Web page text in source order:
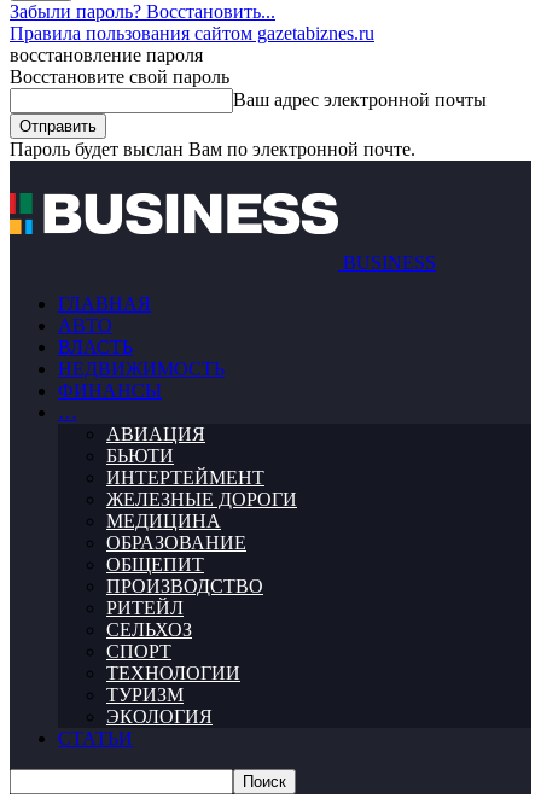
Забыли пароль? Восстановить...
Правила пользования сайтом gazetabiznes.ru
восстановление пароля
Восстановите свой пароль
Ваш адрес электронной почты
Пароль будет выслан Вам по электронной почте.
BUSINESS
ГЛАВНАЯ
АВТО
ВЛАСТЬ
НЕДВИЖИМОСТЬ
ФИНАНСЫ
…
АВИАЦИЯ
БЬЮТИ
ИНТЕРТЕЙМЕНТ
ЖЕЛЕЗНЫЕ ДОРОГИ
МЕДИЦИНА
ОБРАЗОВАНИЕ
ОБЩЕПИТ
ПРОИЗВОДСТВО
РИТЕЙЛ
СЕЛЬХОЗ
СПОРТ
ТЕХНОЛОГИИ
ТУРИЗМ
ЭКОЛОГИЯ
СТАТЬИ